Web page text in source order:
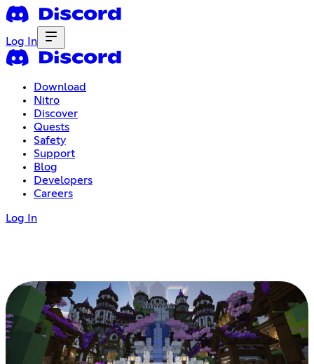
Log In
Download
Nitro
Discover
Quests
Safety
Support
Blog
Developers
Careers
Log In